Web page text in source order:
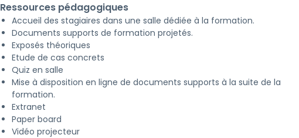
Ressources pédagogiques
Accueil des stagiaires dans une salle dédiée à la formation.
Documents supports de formation projetés.
Exposés théoriques
Etude de cas concrets
Quiz en salle
Mise à disposition en ligne de documents supports à la suite de la
formation.
Extranet
Paper board
Vidéo projecteur